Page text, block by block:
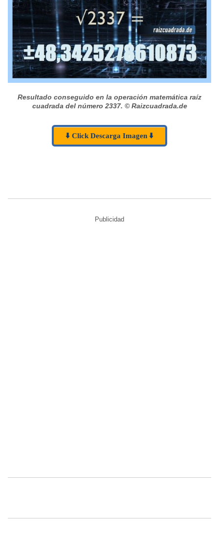
Resultado conseguido en la operación matemática raíz
cuadrada del número 2337. © Raizcuadrada.de
⬇️ Click Descarga Imagen ⬇️
Publicidad